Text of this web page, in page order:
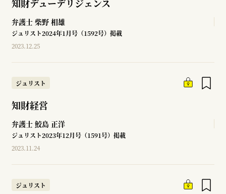
知財デューデリジェンス
弁護士 柴野 相雄
ジュリスト2024年1月号（1592号）掲載
2023.12.25
ジュリスト
知財経営
弁護士 鮫島 正洋
ジュリスト2023年12月号（1591号）掲載
2023.11.24
ジュリスト